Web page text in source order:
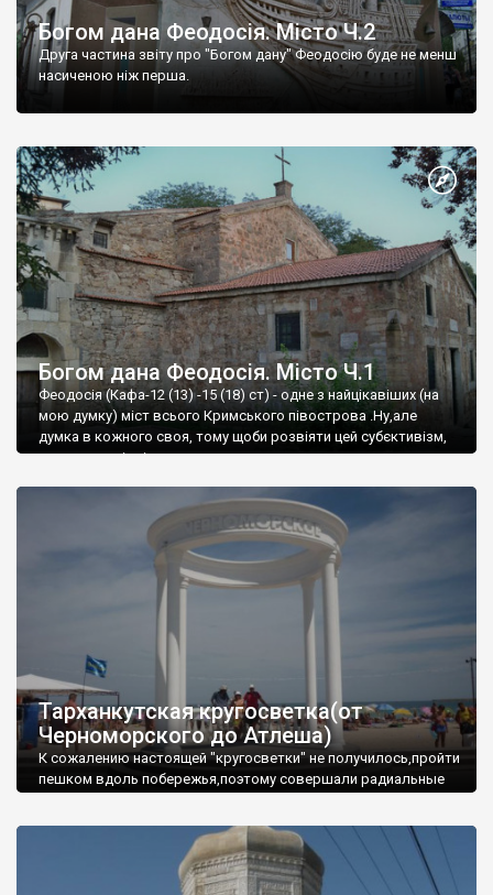
Богом дана Феодосія. Місто Ч.2
Друга частина звіту про "Богом дану" Феодосію буде не менш
насиченою ніж перша.
Богом дана Феодосія. Місто Ч.1
Феодосія (Кафа-12 (13) -15 (18) ст) - одне з найцікавіших (на
мою думку) міст всього Кримського півострова .Ну,але
думка в кожного своя, тому щоби розвіяти цей субєктивізм,
запрошую відвідати це
Тарханкутская кругосветка(от
Черноморского до Атлеша)
К сожалению настоящей "кругосветки" не получилось,пройти
пешком вдоль побережья,поэтому совершали радиальные